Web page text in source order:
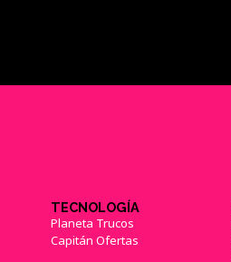
TECNOLOGÍA
Planeta Trucos
Capitán Ofertas